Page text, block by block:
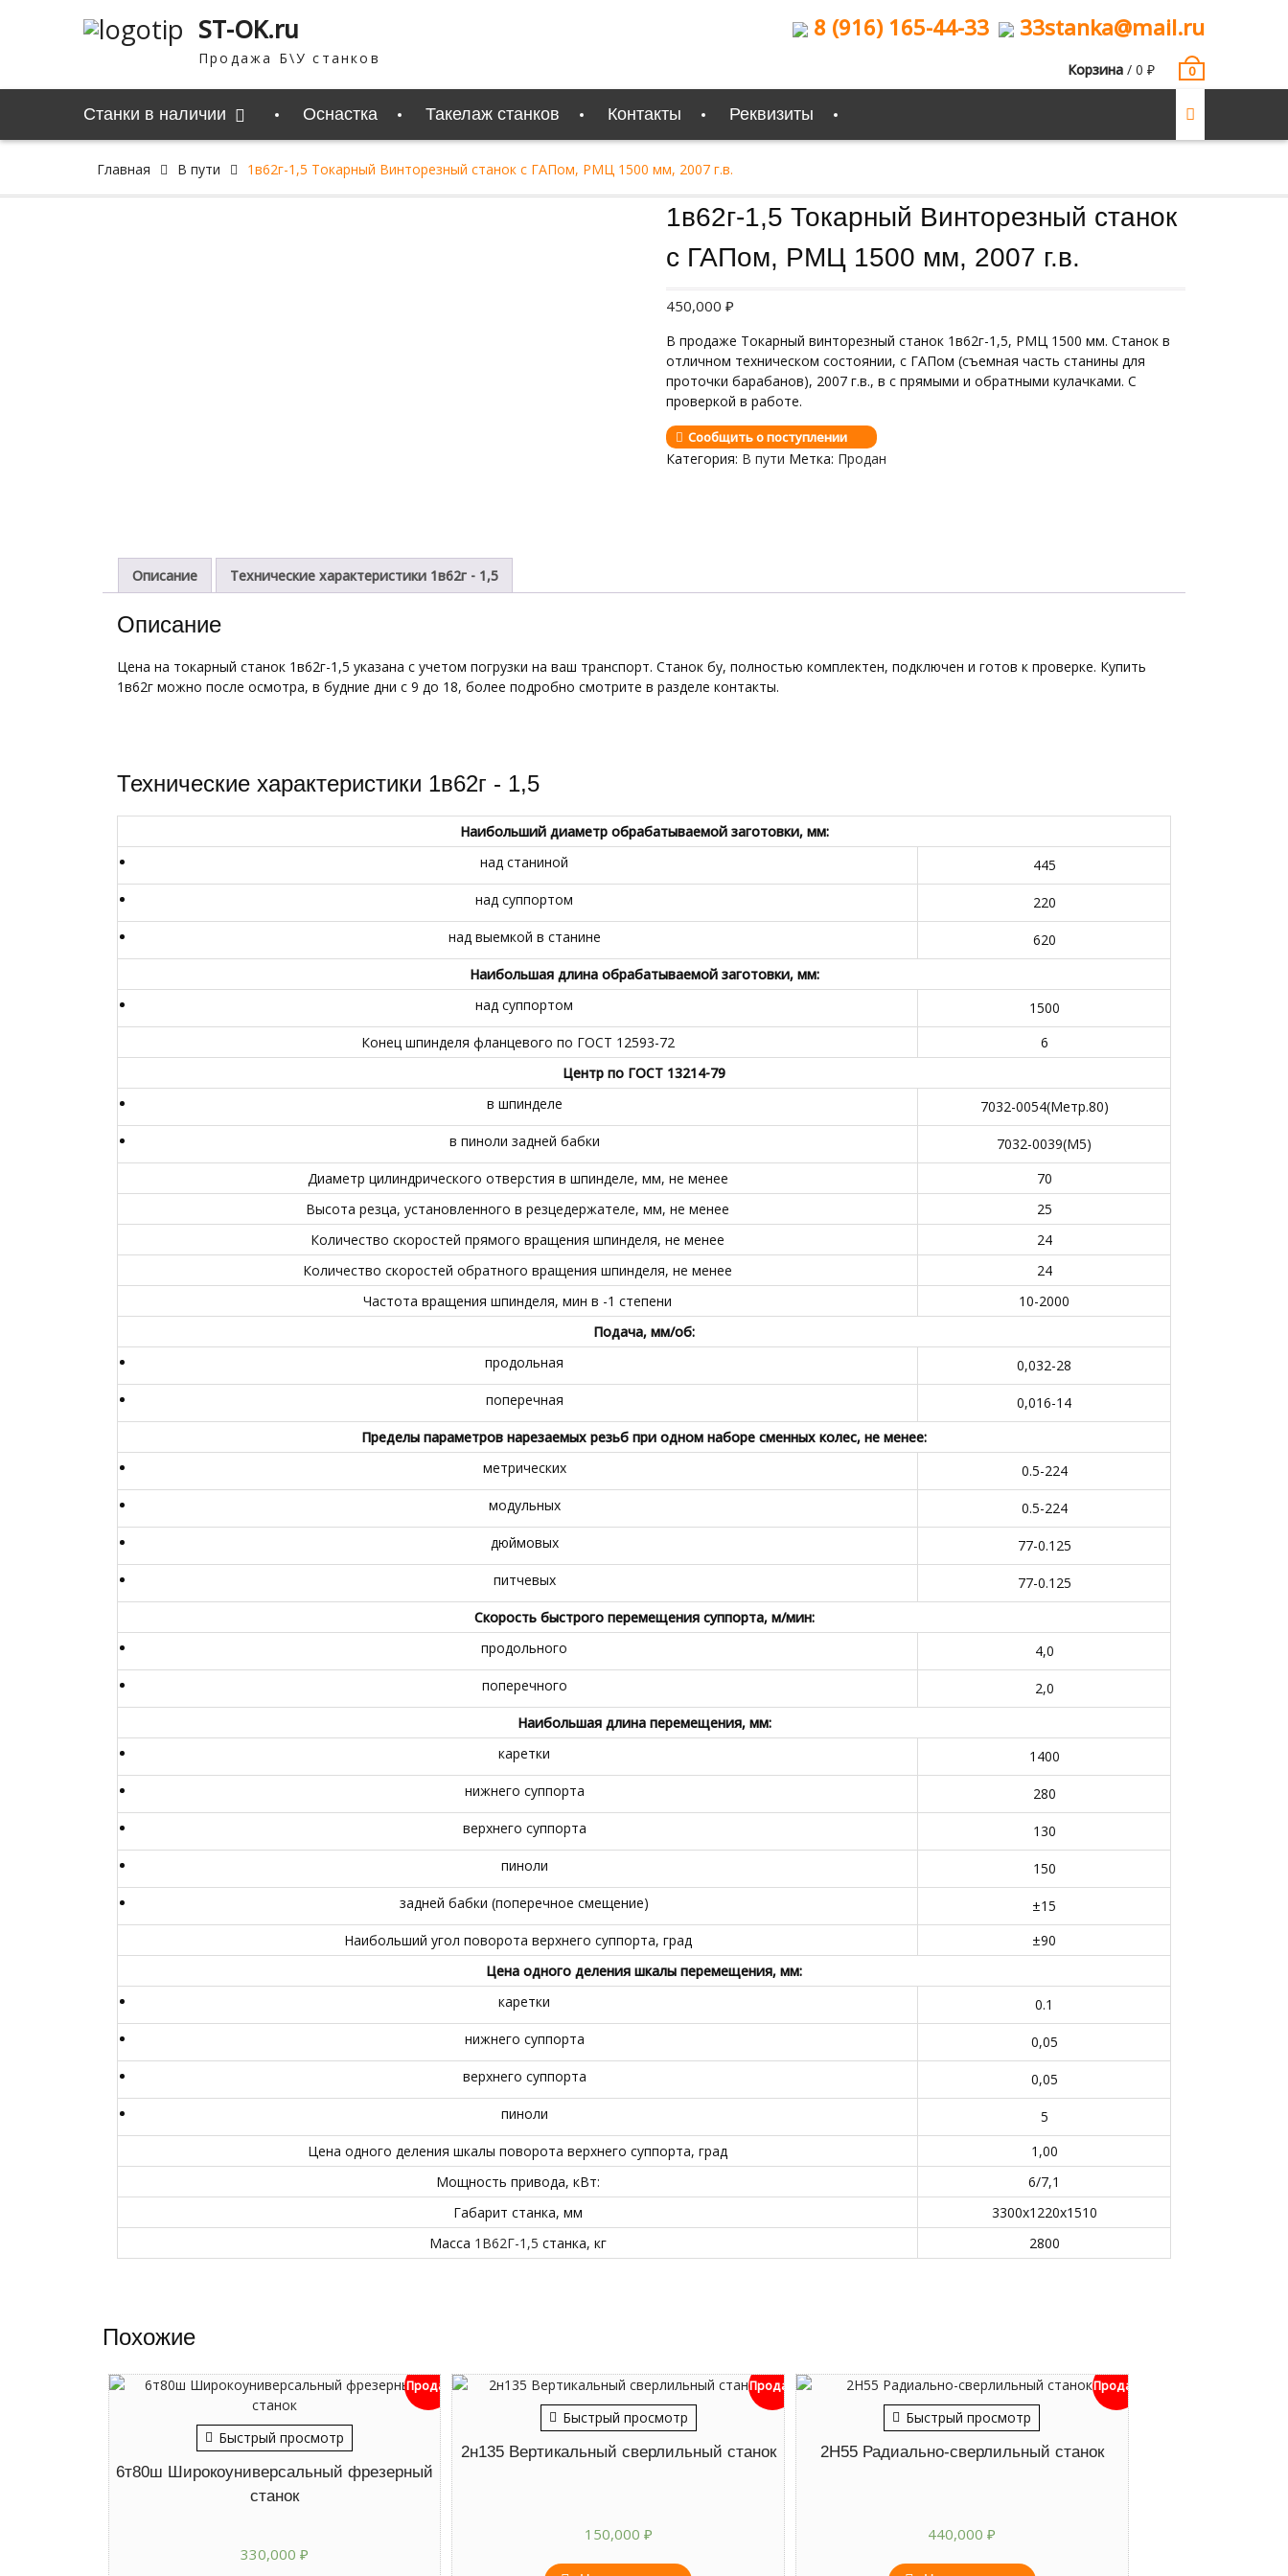
ST-OK.ru
Продажа Б\У станков
8 (916) 165-44-33 33stanka@mail.ru
Корзина / 0 ₽ 0
Станки в наличии Оснастка Такелаж станков Контакты Реквизиты
Главная В пути 1в62г-1,5 Токарный Винторезный станок с ГАПом, РМЦ 1500 мм, 2007 г.в.
1в62г-1,5 Токарный Винторезный станок
с ГАПом, РМЦ 1500 мм, 2007 г.в.
450,000 ₽
В продаже Токарный винторезный станок 1в62г-1,5, РМЦ 1500 мм. Станок в
отличном техническом состоянии, с ГАПом (съемная часть станины для
проточки барабанов), 2007 г.в., в с прямыми и обратными кулачками. С
проверкой в работе.
Сообщить о поступлении
Категория: В пути Метка: Продан
Описание Технические характеристики 1в62г - 1,5
Описание
Цена на токарный станок 1в62г-1,5 указана с учетом погрузки на ваш транспорт. Станок бу, полностью комплектен, подключен и готов к проверке. Купить
1в62г можно после осмотра, в будние дни с 9 до 18, более подробно смотрите в разделе контакты.
Технические характеристики 1в62г - 1,5
Наибольший диаметр обрабатываемой заготовки, мм:
над станиной
445
над суппортом
220
над выемкой в станине
620
Наибольшая длина обрабатываемой заготовки, мм:
над суппортом
1500
Конец шпинделя фланцевого по ГОСТ 12593-72
6
Центр по ГОСТ 13214-79
в шпинделе
7032-0054(Метр.80)
в пиноли задней бабки
7032-0039(М5)
Диаметр цилиндрического отверстия в шпинделе, мм, не менее
70
Высота резца, установленного в резцедержателе, мм, не менее
25
Количество скоростей прямого вращения шпинделя, не менее
24
Количество скоростей обратного вращения шпинделя, не менее
24
Частота вращения шпинделя, мин в -1 степени
10-2000
Подача, мм/об:
продольная
0,032-28
поперечная
0,016-14
Пределы параметров нарезаемых резьб при одном наборе сменных колес, не менее:
метрических
0.5-224
модульных
0.5-224
дюймовых
77-0.125
питчевых
77-0.125
Скорость быстрого перемещения суппорта, м/мин:
продольного
4,0
поперечного
2,0
Наибольшая длина перемещения, мм:
каретки
1400
нижнего суппорта
280
верхнего суппорта
130
пиноли
150
задней бабки (поперечное смещение)
±15
Наибольший угол поворота верхнего суппорта, град
±90
Цена одного деления шкалы перемещения, мм:
каретки
0.1
нижнего суппорта
0,05
верхнего суппорта
0,05
пиноли
5
Цена одного деления шкалы поворота верхнего суппорта, град
1,00
Мощность привода, кВт:
6/7,1
Габарит станка, мм
3300х1220х1510
Масса 1В62Г-1,5 станка, кг 2800
Похожие
Быстрый просмотр
Продан
6т80ш Широкоуниверсальный фрезерный
станок
330,000 ₽
Быстрый просмотр
Продан
2н135 Вертикальный сверлильный станок
150,000 ₽
Быстрый просмотр
Продан
2Н55 Радиально-сверлильный станок
440,000₽